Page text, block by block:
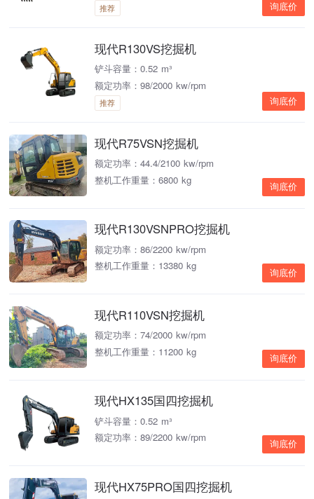
推荐 询底价
现代R130VS挖掘机
铲斗容量：0.52 m³
额定功率：98/2000 kw/rpm
推荐 询底价
现代R75VSN挖掘机
额定功率：44.4/2100 kw/rpm
整机工作重量：6800 kg
询底价
现代R130VSNPRO挖掘机
额定功率：86/2200 kw/rpm
整机工作重量：13380 kg
询底价
现代R110VSN挖掘机
额定功率：74/2000 kw/rpm
整机工作重量：11200 kg
询底价
现代HX135国四挖掘机
铲斗容量：0.52 m³
额定功率：89/2200 kw/rpm
询底价
现代HX75PRO国四挖掘机